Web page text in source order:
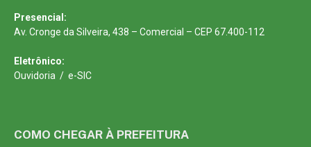
Presencial:
Av. Cronge da Silveira, 438 – Comercial – CEP 67.400-112
Eletrônico:
Ouvidoria / e-SIC
COMO CHEGAR À PREFEITURA